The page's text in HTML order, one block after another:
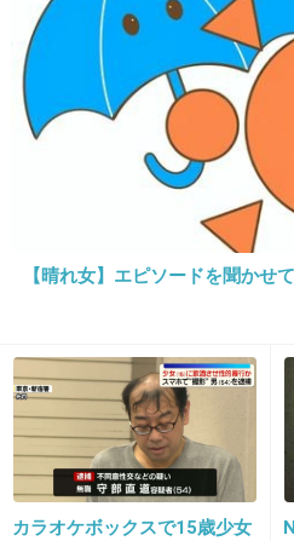
21. 匿名 2013/07/02(火) 03:42:53
一ヶ月前に亡くなった愛
最後が入院中で、看取っ
お話もできたらいいのに
人生やりなおしたい
23. 匿名2013/07/02(火) 03:51:34
【晴れ女】エピソードを聞かせ
カラオケボックスで15歳少女